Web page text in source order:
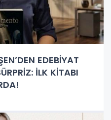
EDEBİYAT
İLK KİTABI